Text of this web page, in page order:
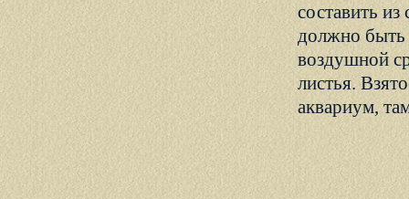
составить
должно быть
воздушной
листья.
аквариум,